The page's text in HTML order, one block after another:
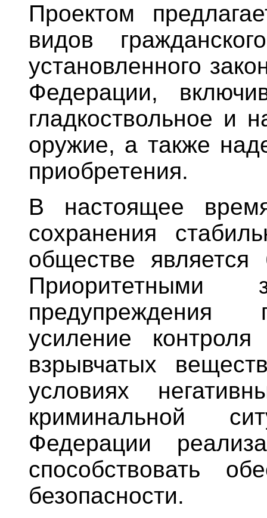
Проектом
видов
установленного
Федерации,
гладкоствольное и
оружие, а также
приобретения.
В настоящее
сохранения
обществе является
предупреждения
усиление
взрывчатых
условиях
криминальной
Федерации
способствовать
безопасности.